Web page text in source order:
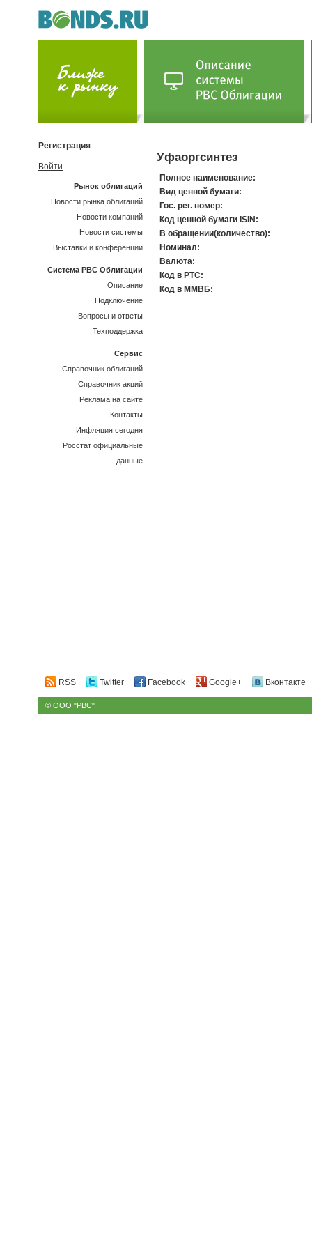
Уфаоргсинтез
Полное наименование:
Вид ценной бумаги:
Гос. рег. номер:
Код ценной бумаги ISIN:
В обращении(количество):
Номинал:
Валюта:
Код в РТС:
Код в ММВБ:
Регистрация
Войти
Рынок облигаций
Новости рынка облигаций
Новости компаний
Новости системы
Выставки и конференции
Система РВС Облигации
Описание
Подключение
Вопросы и ответы
Техподдержка
Сервис
Справочник облигаций
Справочник акций
Реклама на сайте
Контакты
Инфляция сегодня
Росстат официальные
данные
RSS Twitter Facebook Google+ Вконтакте
© ООО "РВС"